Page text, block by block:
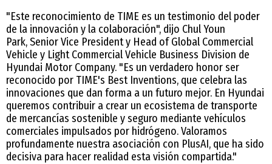
"Este reconocimiento de TIME es un testimonio del poder
de la innovación y la colaboración", dijo Chul Youn
Park, Senior Vice President y Head of Global Commercial
Vehicle y Light Commercial Vehicle Business Division de
Hyundai Motor Company. "Es un verdadero honor ser
reconocido por TIME's Best Inventions, que celebra las
innovaciones que dan forma a un futuro mejor. En Hyundai
queremos contribuir a crear un ecosistema de transporte
de mercancías sostenible y seguro mediante vehículos
comerciales impulsados por hidrógeno. Valoramos
profundamente nuestra asociación con PlusAI, que ha sido
decisiva para hacer realidad esta visión compartida."